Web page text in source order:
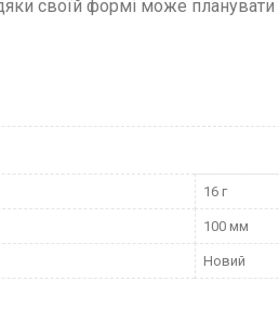
своїй формі може планувати
16 г
100 мм
Новий